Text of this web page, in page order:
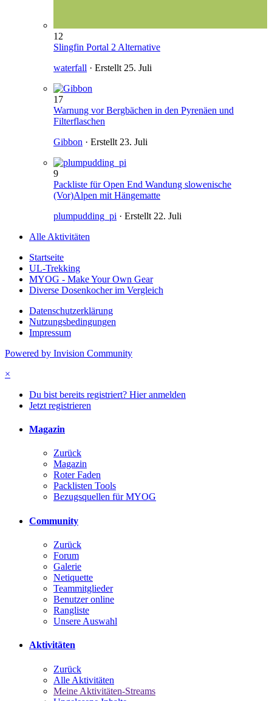
12
Slingfin Portal 2 Alternative
waterfall · Erstellt 25. Juli
17
Warnung vor Bergbächen in den Pyrenäen und
Filterflaschen
Gibbon · Erstellt 23. Juli
9
Packliste für Open End Wandung slowenische
(Vor)Alpen mit Hängematte
plumpudding_pi · Erstellt 22. Juli
Alle Aktivitäten
Startseite
UL-Trekking
MYOG - Make Your Own Gear
Diverse Dosenkocher im Vergleich
Datenschutzerklärung
Nutzungsbedingungen
Impressum
Powered by Invision Community
×
Du bist bereits registriert? Hier anmelden
Jetzt registrieren
Magazin
Zurück
Magazin
Roter Faden
Packlisten Tools
Bezugsquellen für MYOG
Community
Zurück
Forum
Galerie
Netiquette
Teammitglieder
Benutzer online
Rangliste
Unsere Auswahl
Aktivitäten
Zurück
Alle Aktivitäten
Meine Aktivitäten-Streams